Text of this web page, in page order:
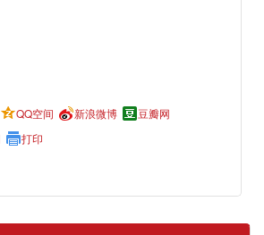
QQ空间 新浪微博
豆瓣网
打印